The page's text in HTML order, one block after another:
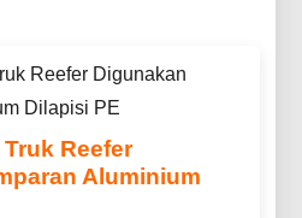
generasi berikutnya.
Reefer
Aluminium